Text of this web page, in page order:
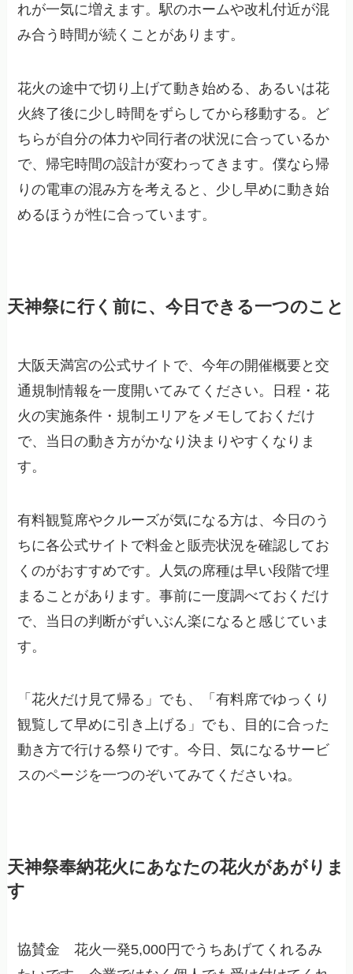
れが一気に増えます。駅のホームや改札付近が混
み合う時間が続くことがあります。
花火の途中で切り上げて動き始める、あるいは花
火終了後に少し時間をずらしてから移動する。ど
ちらが自分の体力や同行者の状況に合っているか
で、帰宅時間の設計が変わってきます。僕なら帰
りの電車の混み方を考えると、少し早めに動き始
めるほうが性に合っています。
天神祭に行く前に、今日できる一つのこと
大阪天満宮の公式サイトで、今年の開催概要と交
通規制情報を一度開いてみてください。日程・花
火の実施条件・規制エリアをメモしておくだけ
で、当日の動き方がかなり決まりやすくなりま
す。
有料観覧席やクルーズが気になる方は、今日のう
ちに各公式サイトで料金と販売状況を確認してお
くのがおすすめです。人気の席種は早い段階で埋
まることがあります。事前に一度調べておくだけ
で、当日の判断がずいぶん楽になると感じていま
す。
「花火だけ見て帰る」でも、「有料席でゆっくり
観覧して早めに引き上げる」でも、目的に合った
動き方で行ける祭りです。今日、気になるサービ
スのページを一つのぞいてみてくださいね。
天神祭奉納花火にあなたの花火があがりま
す
協賛金 花火一発5,000円でうちあげてくれるみ